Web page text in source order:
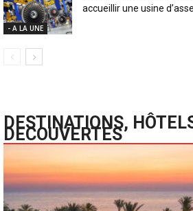
- A LA UNE
accueillir une usine
DESTINATIONS,
DECOUVERTES